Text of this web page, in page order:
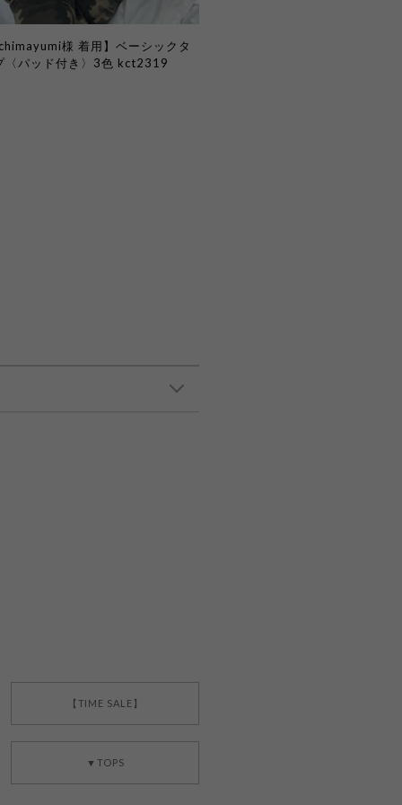
様 着用】ベーシックタ
〈パッド付き〉3色 kct2319
【TIME SALE】
▼TOPS